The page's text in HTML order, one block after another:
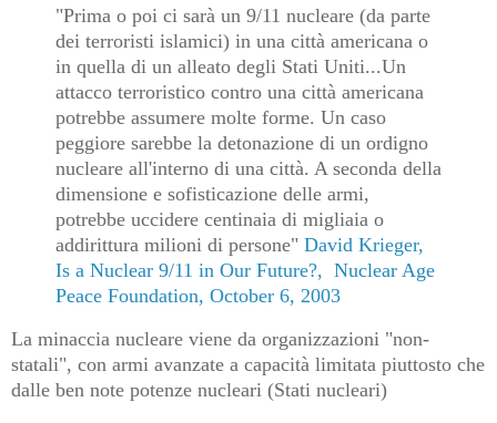
"Prima o poi ci sarà un 9/11 nucleare (da parte
dei terroristi islamici) in una città americana o
in quella di un alleato degli Stati Uniti...Un
attacco terroristico contro una città americana
potrebbe assumere molte forme. Un caso
peggiore sarebbe la detonazione di un ordigno
nucleare all'interno di una città. A seconda della
dimensione e sofisticazione delle armi,
potrebbe uccidere centinaia di migliaia o
addirittura milioni di persone" David Krieger,
Is a Nuclear 9/11 in Our Future?, Nuclear Age
Peace Foundation, October 6, 2003
La minaccia nucleare viene da organizzazioni "non-
statali", con armi avanzate a capacità limitata piuttosto che
dalle ben note potenze nucleari (Stati nucleari)